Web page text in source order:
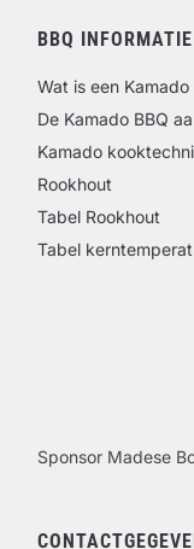
BBQ INFORMATIE
Wat is een Kamado
De Kamado BBQ
Kamado
Rookhout
Tabel Rookhout
Tabel
Sponsor Madese